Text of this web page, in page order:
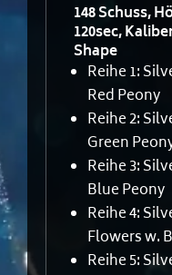
148 Schuss,
120sec,
Shape
Reihe 1:
Red Peony
Reihe 2:
Green
Reihe 3:
Blue Peony
Reihe 4:
Flowers w.
Reihe 5: